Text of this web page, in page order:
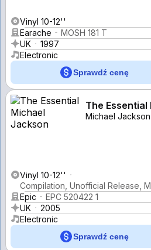
Vinyl 10-12''
Earache
MOSH 181 T
UK
1997
Electronic
Sprawdź cenę
The
Michael Jackson
Vinyl 10-12''
Compilation, Unofficial Release,
Epic
EPC 520422 1
UK
2005
Electronic
Sprawdź cenę